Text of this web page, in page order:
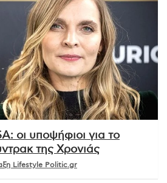
οι υποψήφιοι για το
της Χρονιάς
Lifestyle Politic.gr